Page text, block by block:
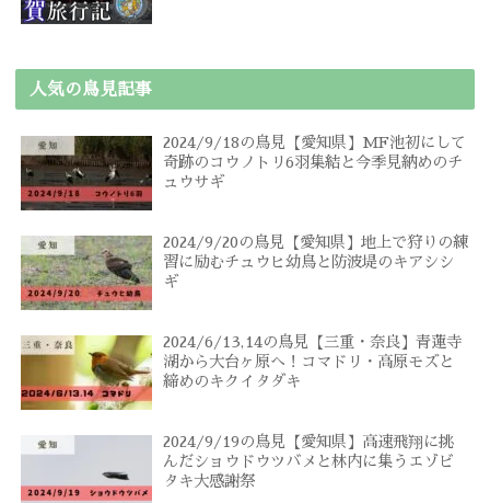
人気の鳥見記事
2024/9/18の鳥見【愛知県】MF池初にして
奇跡のコウノトリ6羽集結と今季見納めのチ
ュウサギ
2024/9/20の鳥見【愛知県】地上で狩りの練
習に励むチュウヒ幼鳥と防波堤のキアシシ
ギ
2024/6/13,14の鳥見【三重・奈良】青蓮寺
湖から大台ヶ原へ！コマドリ・高原モズと
締めのキクイタダキ
2024/9/19の鳥見【愛知県】高速飛翔に挑
んだショウドウツバメと林内に集うエゾビ
タキ大感謝祭